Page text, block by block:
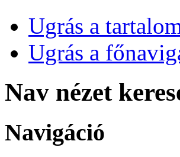
Ugrás a
Ugrás a
Nav nézet
Navigáció